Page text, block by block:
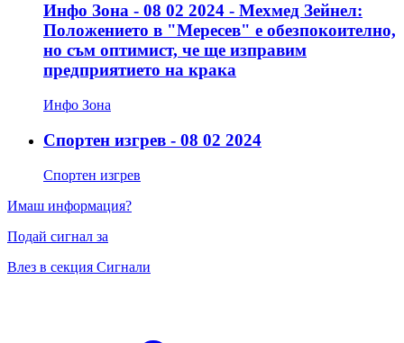
Инфо Зона - 08 02 2024 - Мехмед Зейнел:
Положението в "Мересев" е обезпокоително,
но съм оптимист, че ще изправим
предприятието на крака
Инфо Зона
Спортен изгрев - 08 02 2024
Спортен изгрев
Имаш информация?
Подай сигнал за
Влез в секция Сигнали